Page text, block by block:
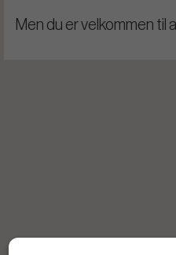
Men du er velkommen til